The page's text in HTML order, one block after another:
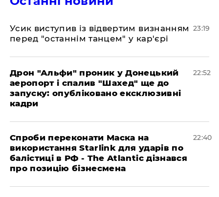
​Усик виступив із відвертим визнанням
перед "останнім танцем" у кар'єрі
23:19
​Дрон "Альфи" проник у Донецький
аеропорт і спалив "Шахед" ще до
запуску: опубліковано ексклюзивні
кадри
22:52
​Спроби переконати Маска на
використання Starlink для ударів по
балістиці в РФ - The Atlantic дізнався
про позицію бізнесмена
22:40